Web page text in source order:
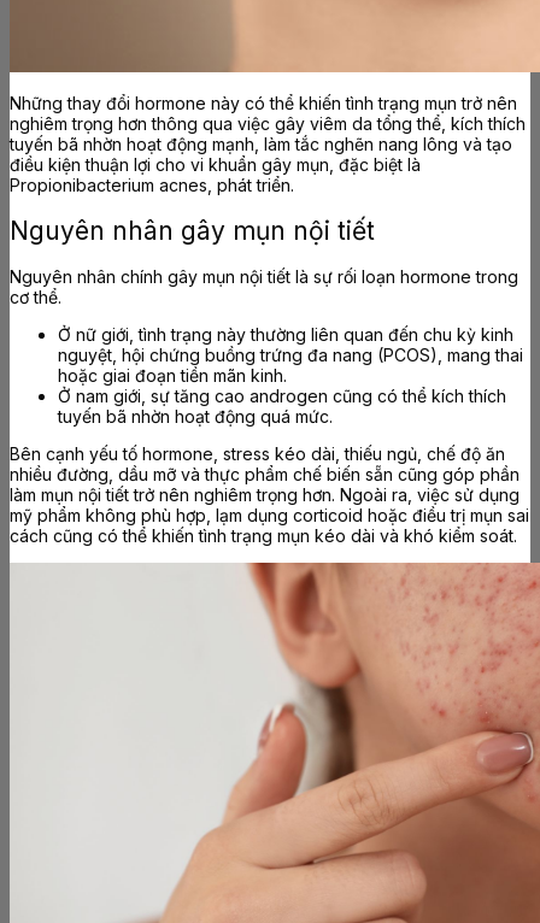
Những thay đổi hormone này có thể khiến tình trạng mụn trở nên
nghiêm trọng hơn thông qua việc gây viêm da tổng thể, kích thích
tuyến bã nhờn hoạt động mạnh, làm tắc nghẽn nang lông và tạo
điều kiện thuận lợi cho vi khuẩn gây mụn, đặc biệt là
Propionibacterium acnes, phát triển.
Nguyên nhân gây mụn nội tiết
Nguyên nhân chính gây mụn nội tiết là sự rối loạn hormone trong
cơ thể.
Ở nữ giới, tình trạng này thường liên quan đến chu kỳ kinh
nguyệt, hội chứng buồng trứng đa nang (PCOS), mang thai
hoặc giai đoạn tiền mãn kinh.
Ở nam giới, sự tăng cao androgen cũng có thể kích thích
tuyến bã nhờn hoạt động quá mức.
Bên cạnh yếu tố hormone, stress kéo dài, thiếu ngủ, chế độ ăn
nhiều đường, dầu mỡ và thực phẩm chế biến sẵn cũng góp phần
làm mụn nội tiết trở nên nghiêm trọng hơn. Ngoài ra, việc sử dụng
mỹ phẩm không phù hợp, lạm dụng corticoid hoặc điều trị mụn sai
cách cũng có thể khiến tình trạng mụn kéo dài và khó kiểm soát.